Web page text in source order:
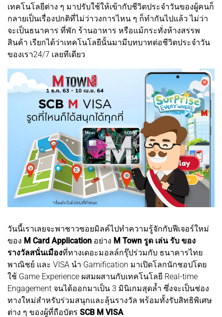
เทคโนโลยีต่าง ๆ มาปรับใช้ให้เข้ากับชีวิตประจำวันของผู้คนก็
กลายเป็นเรื่องปกติที่ไม่ว่าวงการไหน ๆ ก็ทำกันไปแล้ว ไม่ว่า
จะเป็นธนาคาร ที่พัก ร้านอาหาร หรือแม้กระทั่งห้างสรรพ
สินค้า เรียกได้ว่าเทคโนโลยีนั้นมามีบทบาทต่อชีวิตประจำวัน
ของเรา24/7 เลยทีเดียว
วันนี้เราเลยจะพาชาวซอยมิลค์ไปทำความรู้จักกับฟีเจอร์ใหม่
ของ M Card Application อย่าง M Town รูด เล่น รับ ของ
รางวัลสนั่นเมืองที่ทางเดอะมอลล์กรุ๊ปร่วมกับ ธนาคารไทย
พาณิชย์ และ VISA นำ Gamification มาเปิดโลกนักชอปโดย
ใช้ Game Experience ผสมผสานกับเทคโนโลยี Real-time
Engagement จนได้ออกมาเป็น 3 มินิเกมสุดล้ำ ซึ่งจะเป็นช่อง
ทางใหม่สำหรับร่วมสนุกและลุ้นรางวัล พร้อมทั้งรับสิทธิพิเศษ
ต่าง ๆ ของผู้ที่ถือบัตร SCB M VISA